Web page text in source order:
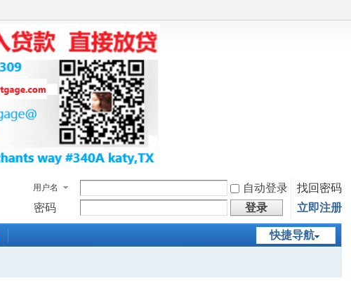
用户名 自动登录
找回密码
密码
登录 立即注册
快捷导航